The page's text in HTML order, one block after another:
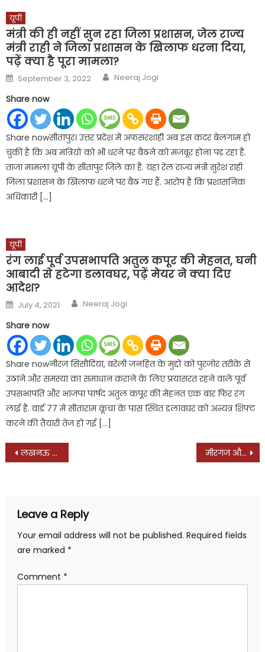
यूपी
मंत्री की ही नहीं सुन रहा जिला प्रशासन, जेल राज्‍य
मंत्री राही ने जिला प्रशासन के खिलाफ धरना दिया,
पढ़ें क्या है पूरा मामला?
Posted
on
September 3, 2022 Author
Neeraj Jogi
Share now
Share nowसीतापुर। उत्तर प्रदेश में अफसरशाही अब इस कदर बेलगाम हो
चुकी है कि अब मंत्रियों को भी धरने पर बैठने को मजबूर होना पड़ रहा है.
ताजा मामला यूपी के सीतापुर जिले का है. यहां रेल राज्य मंत्री सुरेश राही
जिला प्रशासन के खिलाफ धरने पर बैठ गए हैं. आरोप है कि प्रशासनिक
अधिकारी […]
यूपी
रंग लाई पूर्व उपसभापति अतुल कपूर की मेहनत, घनी
आबादी से हटेगा डलावघर, पढ़ें मेयर ने क्या दिए
आदेश?
Posted
on
July 4, 2021 Author
Neeraj Jogi
Share now
Share nowनीरज सिसौदिया, बरेली जनहित के मुद्दों को पुरजोर तरीके से
उठाने और समस्या का समाधान कराने के लिए प्रयासरत रहने वाले पूर्व
उपसभापति और भाजपा पार्षद अतुल कपूर की मेहनत एक बार फिर रंग
लाई है. वार्ड 77 में सीताराम कूंचा के पास स्थित डलावघर को अन्यत्र शिफ्ट
करने की तैयारी तेज हो गई […]
Post
लखनऊ में प्रदेश अध्यक्ष को सम्मानित कर रहे थे सपा जिला अध्यक्ष पद के दावेदार महेंद्र सिंह लोधी राजपूत और राष्ट्रीय सचिव साधना सिंह, इधर, जिला पार्टी कार्यालय से हटवा दिए उनके फ्लैक्स, पढ़ें किस मोड़ पर जा रही है बरेली सपा की सियासत? मीरगंज और आंवला में बेहद कमजोर है संगठन, बूथ स्तर पर भाजपा के मुकाबले कहीं नहीं ठहरता, आंवला और मीरगंज के विधानसभा प्रभारियों ने सपा सुप्रीमो अखिलेश यादव को सौंपी रिपोर्ट, जानिये क्या है रिपोर्ट में?
Leave a Reply
Your email address will not be published. Required fields
are marked *
Comment *